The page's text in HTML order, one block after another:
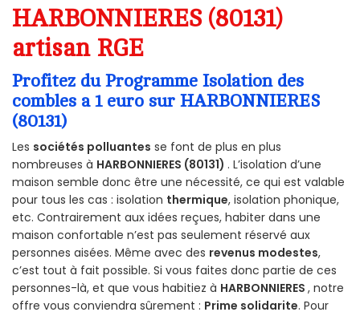
HARBONNIERES (80131)
artisan RGE
Profitez du Programme Isolation des
combles a 1 euro sur HARBONNIERES
(80131)
Les sociétés polluantes se font de plus en plus
nombreuses à HARBONNIERES (80131) . L’isolation d’une
maison semble donc être une nécessité, ce qui est valable
pour tous les cas : isolation thermique, isolation phonique,
etc. Contrairement aux idées reçues, habiter dans une
maison confortable n’est pas seulement réservé aux
personnes aisées. Même avec des revenus modestes,
c’est tout à fait possible. Si vous faites donc partie de ces
personnes-là, et que vous habitiez à HARBONNIERES , notre
offre vous conviendra sûrement : Prime solidarite. Pour